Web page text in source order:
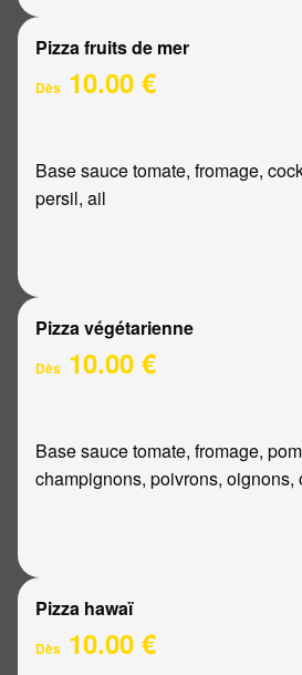
Pizza fruits de mer
Dès 10.00 €
Base sauce tomate, fromage,
persil, ail
Pizza végétarienne
Dès 10.00 €
Base sauce tomate, fromage,
champignons, poivrons, oignons,
Pizza hawaï
Dès 10.00 €